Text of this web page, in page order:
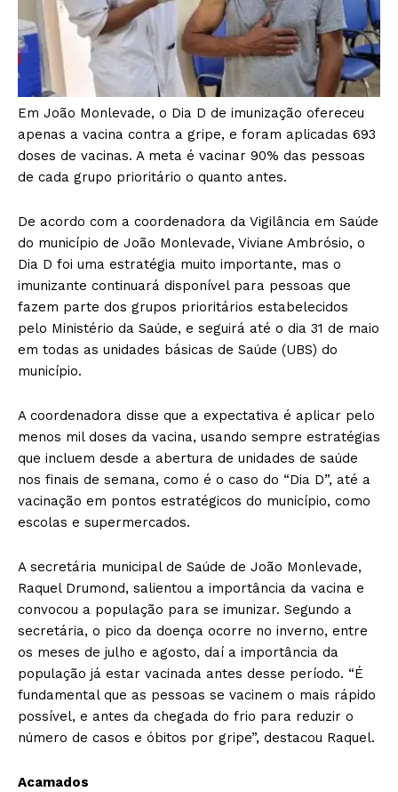
Em João Monlevade, o Dia D de imunização ofereceu
apenas a vacina contra a gripe, e foram aplicadas 693
doses de vacinas. A meta é vacinar 90% das pessoas
de cada grupo prioritário o quanto antes.
De acordo com a coordenadora da Vigilância em Saúde
do município de João Monlevade, Viviane Ambrósio, o
Dia D foi uma estratégia muito importante, mas o
imunizante continuará disponível para pessoas que
fazem parte dos grupos prioritários estabelecidos
pelo Ministério da Saúde, e seguirá até o dia 31 de maio
em todas as unidades básicas de Saúde (UBS) do
município.
A coordenadora disse que a expectativa é aplicar pelo
menos mil doses da vacina, usando sempre estratégias
que incluem desde a abertura de unidades de saúde
nos finais de semana, como é o caso do “Dia D”, até a
vacinação em pontos estratégicos do município, como
escolas e supermercados.
A secretária municipal de Saúde de João Monlevade,
Raquel Drumond, salientou a importância da vacina e
convocou a população para se imunizar. Segundo a
secretária, o pico da doença ocorre no inverno, entre
os meses de julho e agosto, daí a importância da
população já estar vacinada antes desse período. “É
fundamental que as pessoas se vacinem o mais rápido
possível, e antes da chegada do frio para reduzir o
número de casos e óbitos por gripe”, destacou Raquel.
Acamados